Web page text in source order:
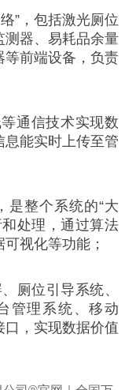
”，包括激光厕位
测器、易耗品余量
等前端设备，负责
通信技术实现数
能实时上传至管
是整个系统的“大
处理，通过算法
视化等功能；
厕位引导系统、
管理系统、移动
，实现数据价值